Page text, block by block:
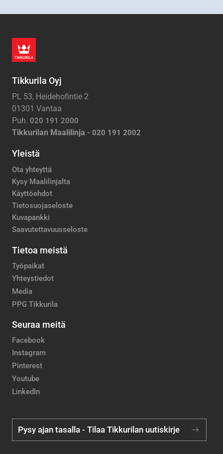
Tikkurila Oyj
PL 53, Heidehofintie 2
01301 Vantaa
Puh. 020 191 2000
Tikkurilan Maalilinja - 020 191 2002
Yleistä
Ota yhteyttä
Kysy Maalilinjalta
Käyttöehdot
Tietosuojaseloste
Kuvapankki
Saavutettavuusseloste
Tietoa meistä
Työpaikat
Yhteystiedot
Media
PPG Tikkurila
Seuraa meitä
Facebook
Instagram
Pinterest
Youtube
LinkedIn
Pysy ajan tasalla - Tilaa Tikkurilan uutiskirje